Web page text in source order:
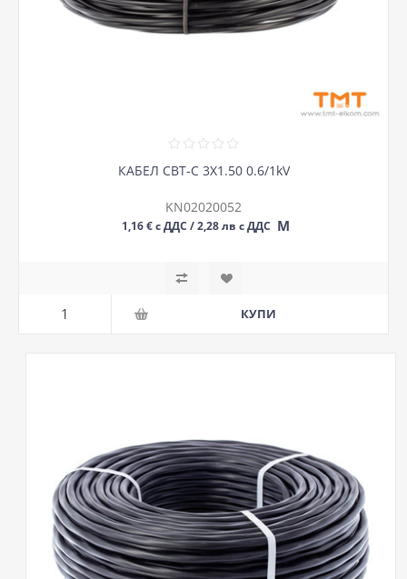
КАБЕЛ СВТ-С 3Х1.50 0.6/1kV
KN02020052
1,16 € с ДДС / 2,28 лв с ДДС М